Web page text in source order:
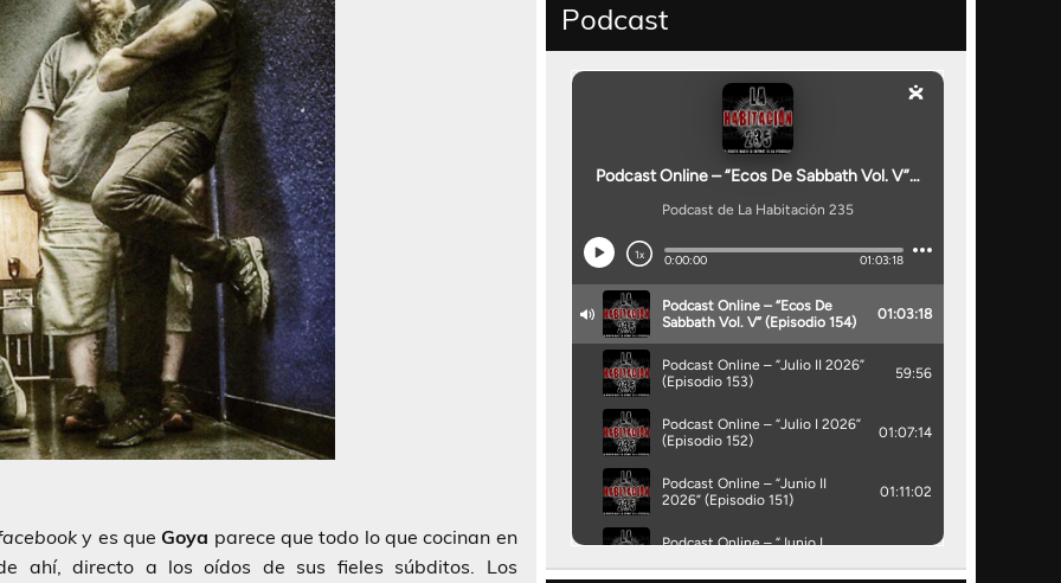
y es queGoya parece que todo lo que cocinan en
ahí, directo a los oídos de sus fieles súbditos. Los
Podcast